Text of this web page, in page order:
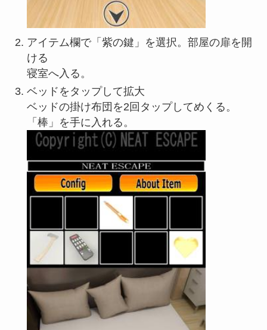
アイテム欄で「紫の鍵」を選択。部屋の扉を開
ける
寝室へ入る。
ベッドをタップして拡大
ベッドの掛け布団を2回タップしてめくる。
「棒」を手に入れる。